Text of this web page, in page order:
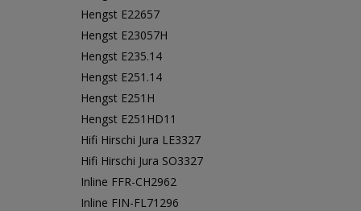
Hengst E22657
Hengst E23057H
Hengst E235.14
Hengst E251.14
Hengst E251H
Hengst E251HD11
Hifi Hirschi Jura LE3327
Hifi Hirschi Jura SO3327
Inline FFR-CH2962
Inline FIN-FL71296